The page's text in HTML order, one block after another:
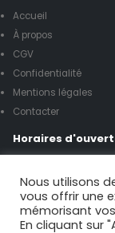
Accueil
À propos
CGV
Confidentialité
Mentions légales
Contacter
Horaires
Samedi de 9h00 à
Nous utilisons
vous offrir une
mémorisant
En cliquant sur